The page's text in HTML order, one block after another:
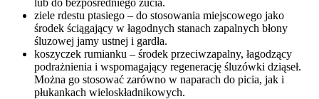
ziele rdestu ptasiego – do stosowania miejscowego jako
środek ściągający w łagodnych stanach zapalnych błony
śluzowej jamy ustnej i gardła.
koszyczek rumianku – środek przeciwzapalny, łagodzący
podrażnienia i wspomagający regenerację śluzówki dziąseł.
Można go stosować zarówno w naparach do picia, jak i
płukankach wieloskładnikowych.